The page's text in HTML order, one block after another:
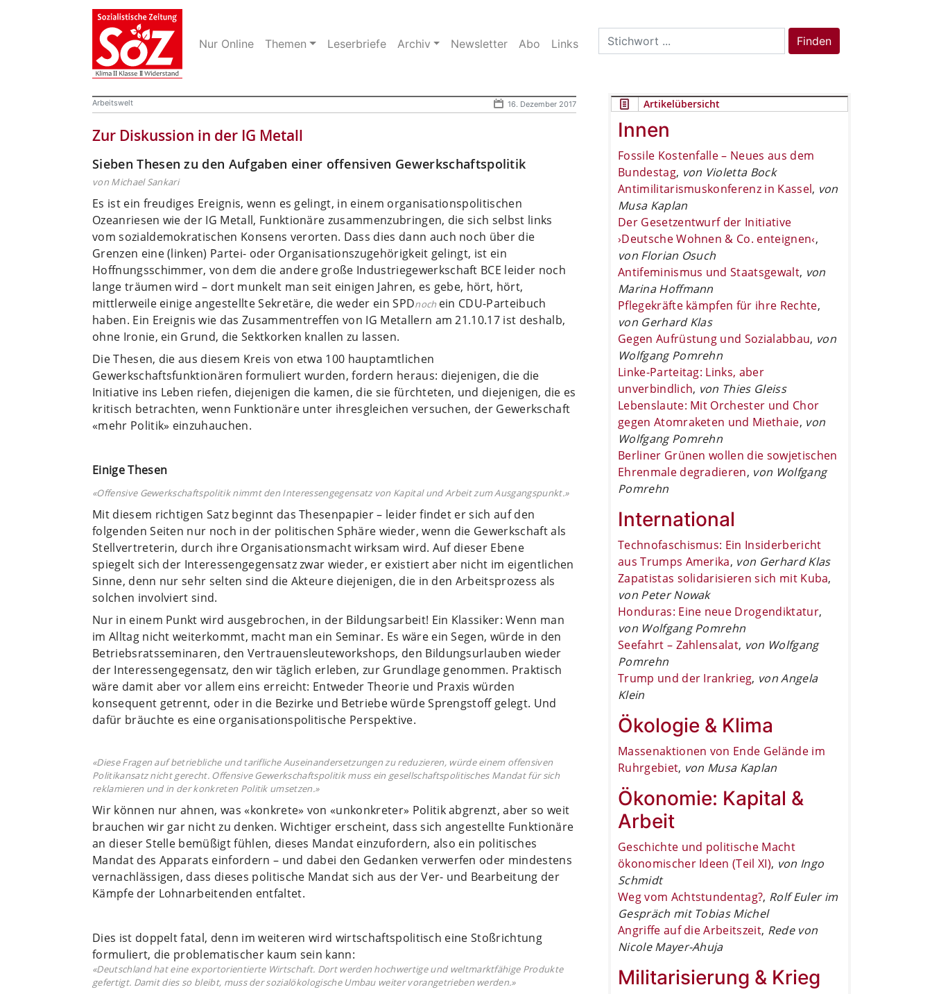
Nur Online Themen Leserbriefe Archiv Newsletter Abo Links
Search
for:
Finden
Arbeitswelt 16. Dezember 2017
Zur Diskussion in der IG Metall
Sieben Thesen zu den Aufgaben einer offensiven Gewerkschaftspolitik
von Michael Sankari
Es ist ein freudiges Ereignis, wenn es gelingt, in einem organisationspolitischen
Ozeanriesen wie der IG Metall, Funktionäre zusammenzubringen, die sich selbst links
vom sozialdemokratischen Konsens verorten. Dass dies dann auch noch über die
Grenzen eine (linken) Partei- oder Organisationszugehörigkeit gelingt, ist ein
Hoffnungsschimmer, von dem die andere große Industriegewerkschaft BCE leider noch
lange träumen wird – dort munkelt man seit einigen Jahren, es gebe, hört, hört,
mittlerweile einige angestellte Sekretäre, die weder ein SPDnoch ein CDU-Parteibuch
haben. Ein Ereignis wie das Zusammentreffen von IG Metallern am 21.10.17 ist deshalb,
ohne Ironie, ein Grund, die Sektkorken knallen zu lassen.
Die Thesen, die aus diesem Kreis von etwa 100 hauptamtlichen
Gewerkschaftsfunktionären formuliert wurden, fordern heraus: diejenigen, die die
Initiative ins Leben riefen, diejenigen die kamen, die sie fürchteten, und diejenigen, die es
kritisch betrachten, wenn Funktionäre unter ihresgleichen versuchen, der Gewerkschaft
«mehr Politik» einzuhauchen.
Einige Thesen
«Offensive Gewerkschaftspolitik nimmt den Interessengegensatz von Kapital und Arbeit zum Ausgangspunkt.»
Mit diesem richtigen Satz beginnt das Thesenpapier – leider findet er sich auf den
folgenden Seiten nur noch in der politischen Sphäre wieder, wenn die Gewerkschaft als
Stellvertreterin, durch ihre Organisationsmacht wirksam wird. Auf dieser Ebene
spiegelt sich der Interessengegensatz zwar wieder, er existiert aber nicht im eigentlichen
Sinne, denn nur sehr selten sind die Akteure diejenigen, die in den Arbeitsprozess als
solchen involviert sind.
Nur in einem Punkt wird ausgebrochen, in der Bildungsarbeit! Ein Klassiker: Wenn man
im Alltag nicht weiterkommt, macht man ein Seminar. Es wäre ein Segen, würde in den
Betriebsratsseminaren, den Vertrauensleuteworkshops, den Bildungsurlauben wieder
der Interessengegensatz, den wir täglich erleben, zur Grundlage genommen. Praktisch
wäre damit aber vor allem eins erreicht: Entweder Theorie und Praxis würden
konsequent getrennt, oder in die Bezirke und Betriebe würde Sprengstoff gelegt. Und
dafür bräuchte es eine organisationspolitische Perspektive.
«Diese Fragen auf betriebliche und tarifliche Auseinandersetzungen zu reduzieren, würde einem offensiven
Politikansatz nicht gerecht. Offensive Gewerkschaftspolitik muss ein gesellschaftspolitisches Mandat für sich
reklamieren und in der konkreten Politik umsetzen.»
Wir können nur ahnen, was «konkrete» von «unkonkreter» Politik abgrenzt, aber so weit
brauchen wir gar nicht zu denken. Wichtiger erscheint, dass sich angestellte Funktionäre
an dieser Stelle bemüßigt fühlen, dieses Mandat einzufordern, also ein politisches
Mandat des Apparats einfordern – und dabei den Gedanken verwerfen oder mindestens
vernachlässigen, dass dieses politische Mandat sich aus der Ver- und Bearbeitung der
Kämpfe der Lohnarbeitenden entfaltet.
Dies ist doppelt fatal, denn im weiteren wird wirtschaftspolitisch eine Stoßrichtung
formuliert, die problematischer kaum sein kann:
«Deutschland hat eine exportorientierte Wirtschaft. Dort werden hochwertige und weltmarktfähige Produkte
gefertigt. Damit dies so bleibt, muss der sozialökologische Umbau weiter vorangetrieben werden.»
Artikelübersicht
Innen
Fossile Kostenfalle – Neues aus dem
Bundestag, von Violetta Bock
Antimilitarismuskonferenz in Kassel, von
Musa Kaplan
Der Gesetzentwurf der Initiative
›Deutsche Wohnen & Co. enteignen‹,
von Florian Osuch
Antifeminismus und Staatsgewalt, von
Marina Hoffmann
Pflegekräfte kämpfen für ihre Rechte,
von Gerhard Klas
Gegen Aufrüstung und Sozialabbau, von
Wolfgang Pomrehn
Linke-Parteitag: Links, aber
unverbindlich, von Thies Gleiss
Lebenslaute: Mit Orchester und Chor
gegen Atomraketen und Miethaie, von
Wolfgang Pomrehn
Berliner Grünen wollen die sowjetischen
Ehrenmale degradieren, von Wolfgang
Pomrehn
International
Technofaschismus: Ein Insiderbericht
aus Trumps Amerika, von Gerhard Klas
Zapatistas solidarisieren sich mit Kuba,
von Peter Nowak
Honduras: Eine neue Drogendiktatur,
von Wolfgang Pomrehn
Seefahrt – Zahlensalat, von Wolfgang
Pomrehn
Trump und der Irankrieg, von Angela
Klein
Ökologie & Klima
Massenaktionen von Ende Gelände im
Ruhrgebiet, von Musa Kaplan
Ökonomie: Kapital &
Arbeit
Geschichte und politische Macht
ökonomischer Ideen (Teil XI), von Ingo
Schmidt
Weg vom Achtstundentag?, Rolf Euler im
Gespräch mit Tobias Michel
Angriffe auf die Arbeitszeit, Rede von
Nicole Mayer-Ahuja
Militarisierung & Krieg